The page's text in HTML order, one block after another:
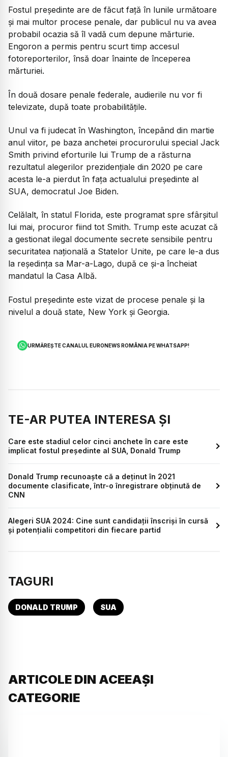
Fostul preşedinte are de făcut faţă în lunile următoare
şi mai multor procese penale, dar publicul nu va avea
probabil ocazia să îl vadă cum depune mărturie.
Engoron a permis pentru scurt timp accesul
fotoreporterilor, însă doar înainte de începerea
mărturiei.
În două dosare penale federale, audierile nu vor fi
televizate, după toate probabilităţile.
Unul va fi judecat în Washington, începând din martie
anul viitor, pe baza anchetei procurorului special Jack
Smith privind eforturile lui Trump de a răsturna
rezultatul alegerilor prezidenţiale din 2020 pe care
acesta le-a pierdut în faţa actualului preşedinte al
SUA, democratul Joe Biden.
Celălalt, în statul Florida, este programat spre sfârşitul
lui mai, procuror fiind tot Smith. Trump este acuzat că
a gestionat ilegal documente secrete sensibile pentru
securitatea naţională a Statelor Unite, pe care le-a dus
la reşedinţa sa Mar-a-Lago, după ce şi-a încheiat
mandatul la Casa Albă.
Fostul preşedinte este vizat de procese penale şi la
nivelul a două state, New York şi Georgia.
URMĂREȘTE CANALUL EURONEWS ROMÂNIA PE WHATSAPP!
TE-AR PUTEA INTERESA ȘI
Care este stadiul celor cinci anchete în care este
implicat fostul președinte al SUA, Donald Trump
Donald Trump recunoaște că a deținut în 2021
documente clasificate, într-o înregistrare obținută de
CNN
Alegeri SUA 2024: Cine sunt candidații înscriși în cursă
și potențialii competitori din fiecare partid
TAGURI
DONALD TRUMP SUA
ARTICOLE DIN ACEEAȘI
CATEGORIE